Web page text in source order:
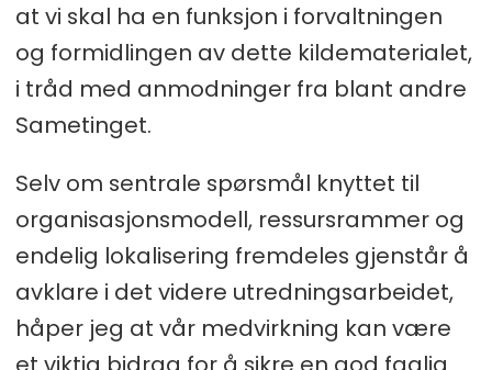
at vi skal ha en funksjon i forvaltningen
og formidlingen av dette kildematerialet,
i tråd med anmodninger fra blant andre
Sametinget.
Selv om sentrale spørsmål knyttet til
organisasjonsmodell, ressursrammer og
endelig lokalisering fremdeles gjenstår å
avklare i det videre utredningsarbeidet,
håper jeg at vår medvirkning kan være